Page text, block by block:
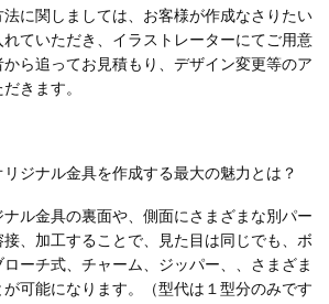
に関しましては、お客様が作成なさりたい
ていただき、イラストレーターにてご用意
ら追ってお見積もり、デザイン変更等のア
きます。
ジナル金具を作成する最大の魅力とは？
ル金具の裏面や、側面にさまざまな別パー
、加工することで、見た目は同じでも、ボ
ーチ式、チャーム、ジッパー、、さまざま
可能になります。（型代は１型分のみです